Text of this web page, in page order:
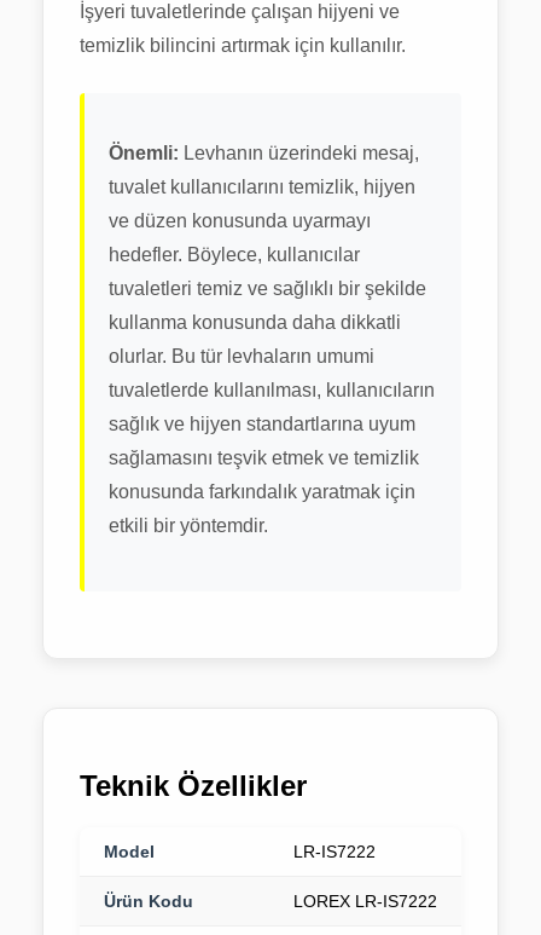
İşyeri tuvaletlerinde çalışan hijyeni ve
temizlik bilincini artırmak için kullanılır.
Önemli: Levhanın üzerindeki mesaj,
tuvalet kullanıcılarını temizlik, hijyen
ve düzen konusunda uyarmayı
hedefler. Böylece, kullanıcılar
tuvaletleri temiz ve sağlıklı bir şekilde
kullanma konusunda daha dikkatli
olurlar. Bu tür levhaların umumi
tuvaletlerde kullanılması, kullanıcıların
sağlık ve hijyen standartlarına uyum
sağlamasını teşvik etmek ve temizlik
konusunda farkındalık yaratmak için
etkili bir yöntemdir.
Teknik Özellikler
Model LR-IS7222
Ürün Kodu LOREX LR-IS7222